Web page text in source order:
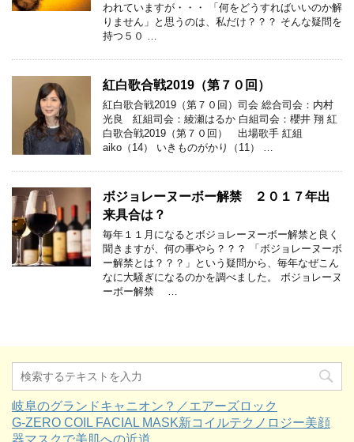
われていますが・・・ 「何をどうすればいいのか解
りません」と思うのは、私だけ？？？ そんな疑問を
持つ５０ …
紅白歌合戦2019（第７０回）
紅白歌合戦2019（第７０回）司会 総合司会：内村
光良 紅組司会：綾瀬はるか 白組司会：櫻井 翔 紅
白歌合戦2019（第７０回） 出場歌手 紅組
aiko（14） いきものがかり（11） …
ボジョレーヌーボー解禁 ２０１７年出
来具合は？
毎年１１月になるとボジョレーヌーボー解禁と良く
聞きますが、何の事やら？？？ 「ボジョレーヌーボ
ー解禁とは？？？」という疑問から、毎年なぜこん
なに大騒ぎになるのかを調べました。 ボジョレーヌ
ーボー解禁 …
岐阜のグランドキャニオン？／エアーズロック
G-ZERO COIL FACIAL MASK新コイルテクノロジー美顔
器マスクで美肌への近道